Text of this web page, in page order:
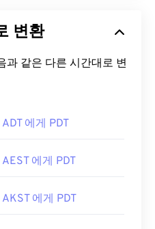
변환
과 같은 다른 시간대로 변
ADT 에게 PDT
AEST 에게 PDT
AKST 에게 PDT